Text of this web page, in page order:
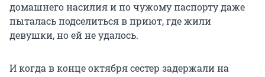
домашнего насилия и по чужому паспорту даже
пыталась подселиться в приют, где жили
девушки, но ей не удалось.
И когда в конце октября сестер задержали на